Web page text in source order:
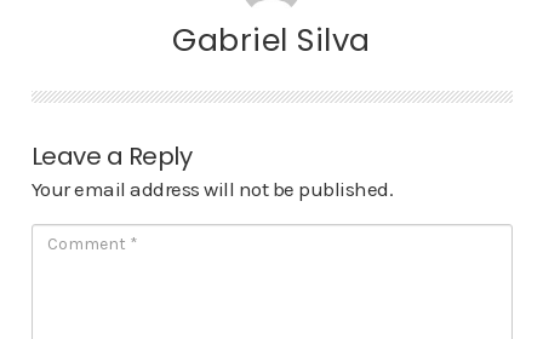
Gabriel Silva
Leave a Reply
Your email address will not be published.